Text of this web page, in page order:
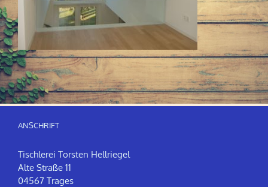
ANSCHRIFT
Tischlerei Torsten Hellriegel
Alte Straße 11
04567 Trages